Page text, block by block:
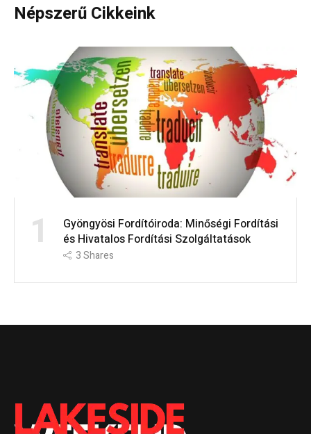
Népszerű Cikkeink
1
Gyöngyösi Fordítóiroda: Minőségi Fordítási
és Hivatalos Fordítási Szolgáltatások
3Shares